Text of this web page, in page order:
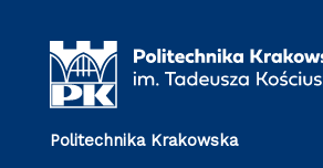
Politechnika Krakowska